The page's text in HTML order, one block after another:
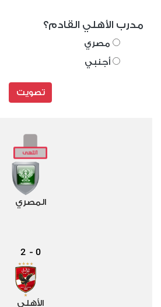
مدرب الأهلي القادم؟
مصري
أجنبي
تصويت
المصري
0
-
2
الأهلي